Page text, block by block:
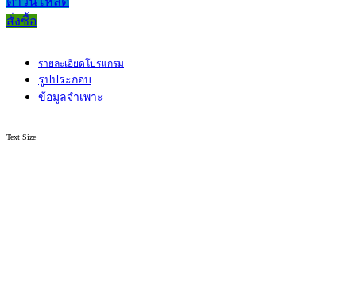
สั่งซื้อ
รายละเอียดโปรแกรม
รูปประกอบ
ข้อมูลจำเพาะ
Text Size